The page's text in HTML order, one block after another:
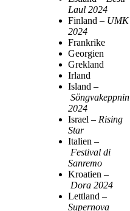
Laul 2024
Finland – UMK
2024
Frankrike
Georgien
Grekland
Irland
Island –
Söngvakeppnin
2024
Israel – Rising
Star
Italien –
Festival di
Sanremo
Kroatien –
Dora 2024
Lettland –
Supernova